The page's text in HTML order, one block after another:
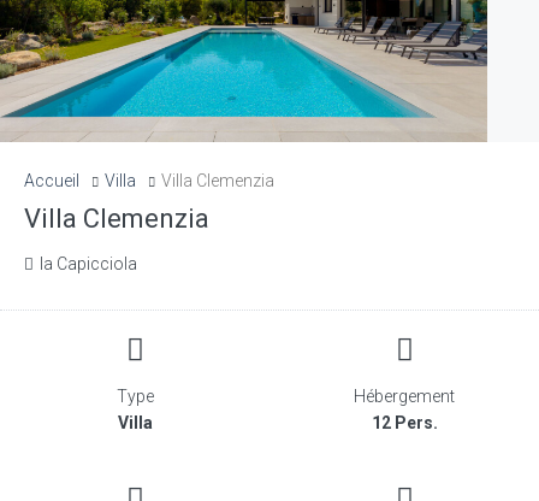
Accueil Villa Villa Clemenzia
Villa Clemenzia
la Capicciola
Type
Villa
Hébergement
12 Pers.